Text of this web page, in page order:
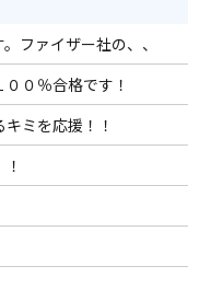
ファイザー社の、、
０％合格です！
ミを応援！！